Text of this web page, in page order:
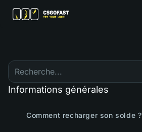
Informations générales
Comment recharger son solde ?